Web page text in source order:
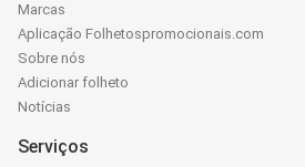
Marcas
Aplicação Folhetospromocionais.com
Sobre nós
Adicionar folheto
Notícias
Serviços